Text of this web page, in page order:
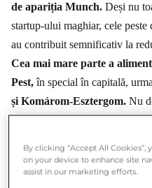
de apariția Munch. Deși nu
startup-ului maghiar, cele
au contribuit semnificativ la
Cea mai mare parte a
Pest,în special în capitală,
și Komárom-Esztergom. Nu
salvării alimentelor în aceste
sustenabilitate ale oamenilor.
comunitatea Munch)2
By clicking “Accept All
on your device to enhance site
assist in our marketing efforts.